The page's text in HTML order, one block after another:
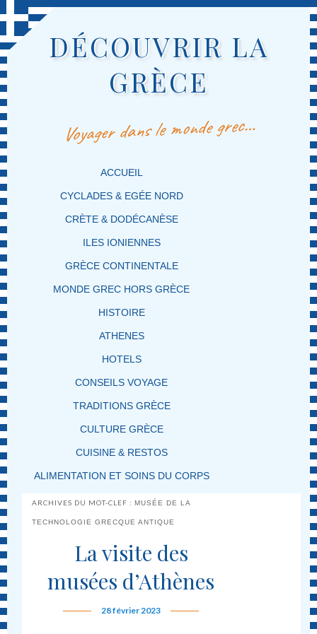
DÉCOUVRIR LA
GRÈCE
Voyager dans le monde grec…
MENU PRINCIPAL
MASQUER LA NAVIGATION PRINCIPALE
MASQUER LA NAVIGATION SECONDAIRE
ACCUEIL
CYCLADES & EGÉE NORD
CRÈTE & DODÉCANÈSE
ILES IONIENNES
GRÈCE CONTINENTALE
MONDE GREC HORS GRÈCE
HISTOIRE
ATHENES
HOTELS
CONSEILS VOYAGE
TRADITIONS GRÈCE
CULTURE GRÈCE
CUISINE & RESTOS
ALIMENTATION ET SOINS DU CORPS
ARCHIVES DU MOT-CLEF :MUSÉE DE LA
TECHNOLOGIE GRECQUE ANTIQUE
La visite des
musées d’Athènes
28 février 2023